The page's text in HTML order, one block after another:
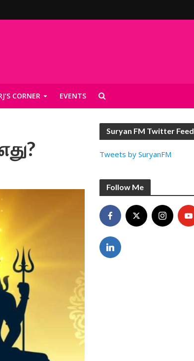
CORNER EVENTS
Suryan FM Twitter Feed
Tweets by SuryanFM
Follow Me